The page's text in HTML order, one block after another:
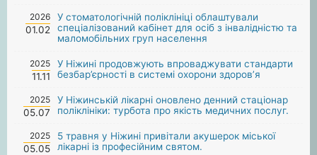
2026
01.02
У стоматологічній поліклініці облаштували
спеціалізований кабінет для осіб з інвалідністю та
маломобільних груп населення
2025
11.11
У Ніжині продовжують впроваджувати стандарти
безбар’єрності в системі охорони здоров’я
2025
05.07
У Ніжинській лікарні оновлено денний стаціонар
поліклініки: турбота про якість медичних послуг.
2025
05.05
5 травня у Ніжині привітали акушерок міської
лікарні із професійним святом.